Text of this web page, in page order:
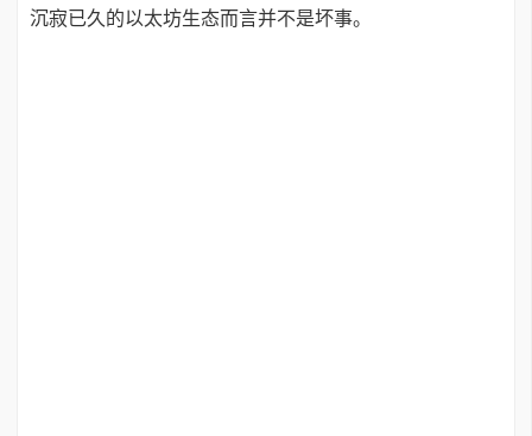
沉寂已久的以太坊生态而言并不是坏事。